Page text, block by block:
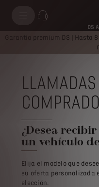
Garantía premium DS | Hasta
LLAMADAS
¿Desea
un vehículo
Elija el modelo que
su oferta personalizada
elección.